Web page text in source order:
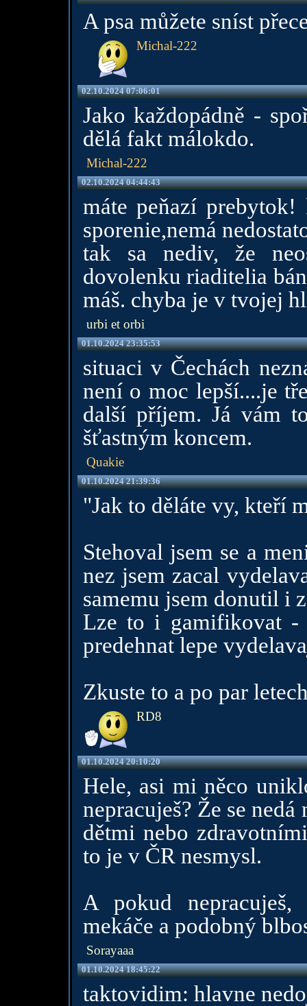
A psa můžete sníst
Michal-222
02.10.2024 07:06:01
Jako každopádně -
dělá fakt málokdo.
Michal-222
02.10.2024 04:44:43
máte peňazí
sporenie,nemá
tak sa nediv, že
dovolenku riaditelia
máš. chyba je v tvojej
urbi et orbi
01.10.2024 23:35:53
situaci v Čechách
není o moc lepší....je
další příjem. Já vám
šťastným koncem.
Quakie
01.10.2024 21:39:36
"Jak to děláte vy, kteří
Stehoval jsem se a
nez jsem zacal
samemu jsem donutil i
Lze to i gamifikovat -
predehnat lepe
Zkuste to a po par
RD8
01.10.2024 20:10:20
Hele, asi mi něco
nepracuješ? Že se
dětmi nebo
to je v ČR nesmysl.
A pokud
mekáče a podobný
Sorayaaa
01.10.2024 18:45:22
taktovidim: hlavne